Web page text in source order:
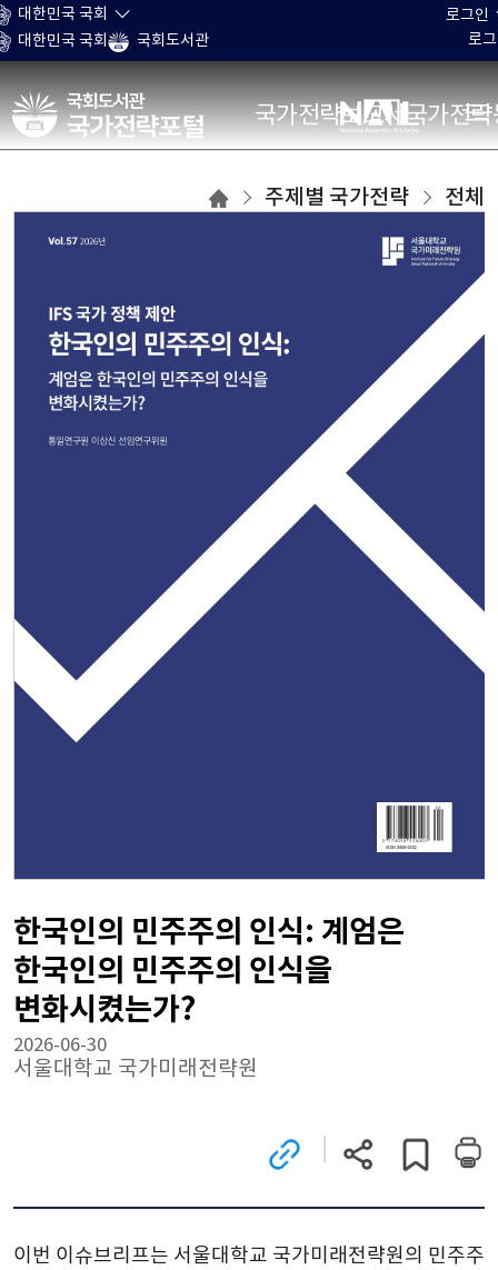
본문 바로가기
대한민국 국회
대한민국 국회
국회도서관
로그인
로
국가전략포털 국가전략보고서 국가전
주제별주제별 국가전략 전체
한국인의 민주주의 인식: 계엄은
한국인의 민주주의 인식을
변화시켰는가?
서울대학교 국가미래전략원
2026-06-30
관련
사이트로
이동
창)
현재
페이지
주소
게시글
스크랩하기
이번 이슈브리프는 서울대학교 국가미래전략원의 민주주